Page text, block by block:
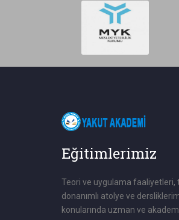
Eğitimlerimiz
Teori ve uygulama faaliyetleri,
donanımlı atolye ve
konularında uzman ve